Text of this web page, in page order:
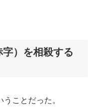
）を相殺する
ことだった。